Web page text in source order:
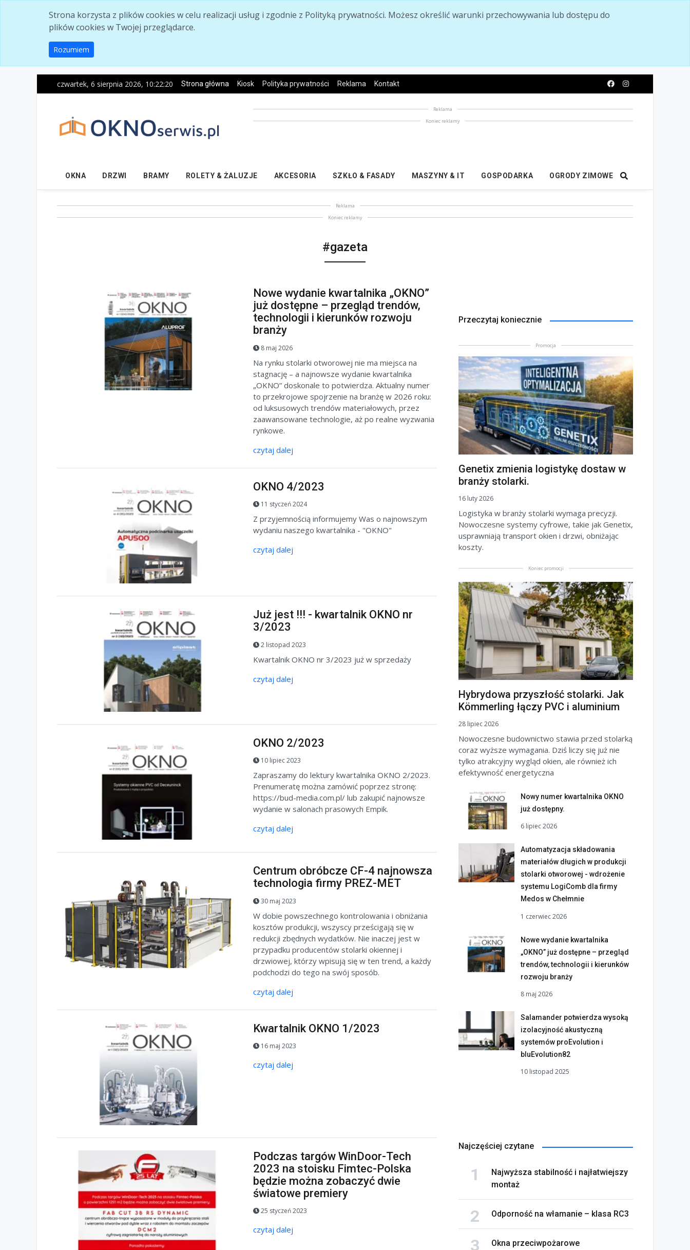
Strona korzysta z plików cookies w celu realizacji usług i zgodnie z Polityką prywatności. Możesz określić warunki przechowywania lub dostępu do
plików cookies w Twojej przeglądarce.
Rozumiem
czwartek, 6 sierpnia 2026, 10:22:21 Strona główna Kiosk Polityka prywatności Reklama Kontakt
Reklama
Koniec reklamy
OKNA DRZWI BRAMY ROLETY & ŻALUZJE AKCESORIA SZKŁO & FASADY MASZYNY & IT GOSPODARKA OGRODY ZIMOWE
Reklama
Koniec reklamy
#gazeta
Nowe wydanie kwartalnika „OKNO”
już dostępne – przegląd trendów,
technologii i kierunków rozwoju
branży
8 maj 2026
Na rynku stolarki otworowej nie ma miejsca na
stagnację – a najnowsze wydanie kwartalnika
„OKNO” doskonale to potwierdza. Aktualny numer
to przekrojowe spojrzenie na branżę w 2026 roku:
od luksusowych trendów materiałowych, przez
zaawansowane technologie, aż po realne wyzwania
rynkowe.
czytaj dalej
OKNO 4/2023
11 styczeń 2024
Z przyjemnością informujemy Was o najnowszym
wydaniu naszego kwartalnika - "OKNO"
czytaj dalej
Już jest !!! - kwartalnik OKNO nr
3/2023
2 listopad 2023
Kwartalnik OKNO nr 3/2023 już w sprzedaży
czytaj dalej
OKNO 2/2023
10 lipiec 2023
Zapraszamy do lektury kwartalnika OKNO 2/2023.
Prenumeratę można zamówić poprzez stronę:
https://bud-media.com.pl/ lub zakupić najnowsze
wydanie w salonach prasowych Empik.
czytaj dalej
Centrum obróbcze CF-4 najnowsza
technologia firmy PREZ-MET
30 maj 2023
W dobie powszechnego kontrolowania i obniżania
kosztów produkcji, wszyscy prześcigają się w
redukcji zbędnych wydatków. Nie inaczej jest w
przypadku producentów stolarki okiennej i
drzwiowej, którzy wpisują się w ten trend, a każdy
podchodzi do tego na swój sposób.
czytaj dalej
Kwartalnik OKNO 1/2023
16 maj 2023
czytaj dalej
Podczas targów WinDoor-Tech
2023 na stoisku Fimtec-Polska
będzie można zobaczyć dwie
światowe premiery
25 styczeń 2023
czytaj dalej
Przeczytaj koniecznie
Promocja
Genetix zmienia logistykę dostaw w
branży stolarki.
16 luty 2026
Logistyka w branży stolarki wymaga precyzji.
Nowoczesne systemy cyfrowe, takie jak Genetix,
usprawniają transport okien i drzwi, obniżając
koszty.
Koniec promocji
Hybrydowa przyszłość stolarki. Jak
Kömmerling łączy PVC i aluminium
28 lipiec 2026
Nowoczesne budownictwo stawia przed stolarką
coraz wyższe wymagania. Dziś liczy się już nie
tylko atrakcyjny wygląd okien, ale również ich
efektywność energetyczna
Nowy numer kwartalnika OKNO
już dostępny.
6 lipiec 2026
Automatyzacja składowania
materiałów długich w produkcji
stolarki otworowej - wdrożenie
systemu LogiComb dla firmy
Medos w Chełmnie
1 czerwiec 2026
Nowe wydanie kwartalnika
„OKNO” już dostępne – przegląd
trendów, technologii i kierunków
rozwoju branży
8 maj 2026
Salamander potwierdza wysoką
izolacyjność akustyczną
systemów proEvolution i
bluEvolution82
10 listopad 2025
Najczęściej czytane
Najwyższa stabilność i najłatwiejszy
montaż
Odporność na włamanie – klasa RC3
Okna przeciwpożarowe